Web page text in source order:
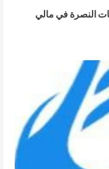
عمليات النصرة في مالي